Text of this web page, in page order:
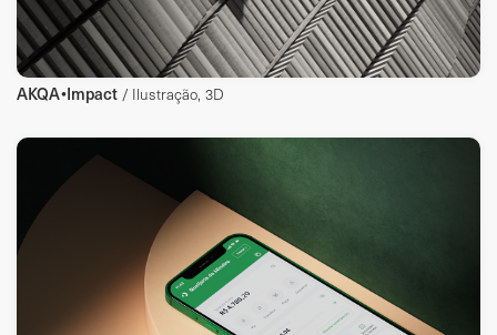
AKQA•Impact / Ilustração, 3D